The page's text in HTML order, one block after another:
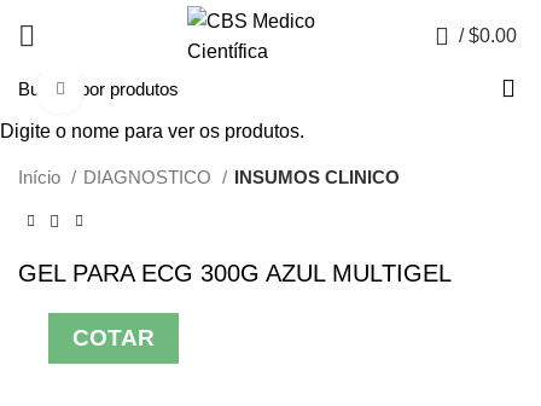
/ $0.00
Click to enlarge
Início DIAGNOSTICO INSUMOS CLINICO
GEL PARA ECG 300G AZUL MULTIGEL
COTAR
Digite o nome para ver os produtos.